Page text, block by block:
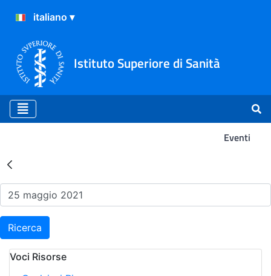
Istituto Superiore di Sanità
Eventi
Risultati della Ricerca -
Ricerca
Voci Risorse